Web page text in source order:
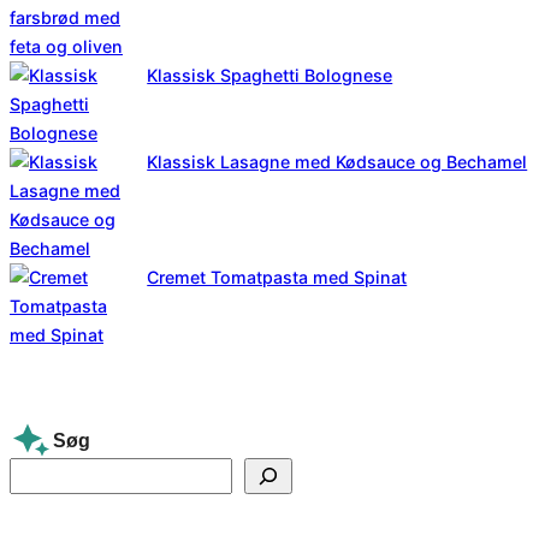
Klassisk Spaghetti Bolognese
Klassisk Lasagne med Kødsauce og Bechamel
Cremet Tomatpasta med Spinat
Søg
e